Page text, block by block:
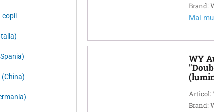
copii
Brand:
Mai
WY
Articol:
Brand: